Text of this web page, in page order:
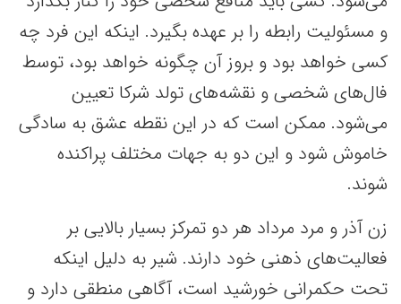
و مسئولیت رابطه را بر عهده بگیرد. اینکه این فرد چه
کسی خواهد بود و بروز آن چگونه خواهد بود، توسط
فال‌های شخصی و نقشه‌های تولد شرکا تعیین
می‌شود. ممکن است که در این نقطه عشق به سادگی
خاموش شود و این دو به جهات مختلف پراکنده
شوند.
زن آذر و مرد مرداد هر دو تمرکز بسیار بالایی بر
فعالیت‌های ذهنی خود دارند. شیر به دلیل اینکه
تحت حکمرانی خورشید است، آگاهی منطقی دارد و